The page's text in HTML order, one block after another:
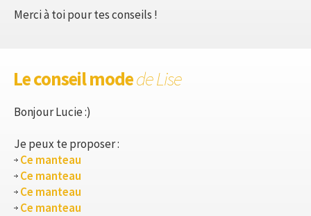
Merci à toi pour tes conseils !
Le conseil modede Lise
Bonjour Lucie :)
Je peux te proposer :
Ce manteau
Ce manteau
Ce manteau
Ce manteau